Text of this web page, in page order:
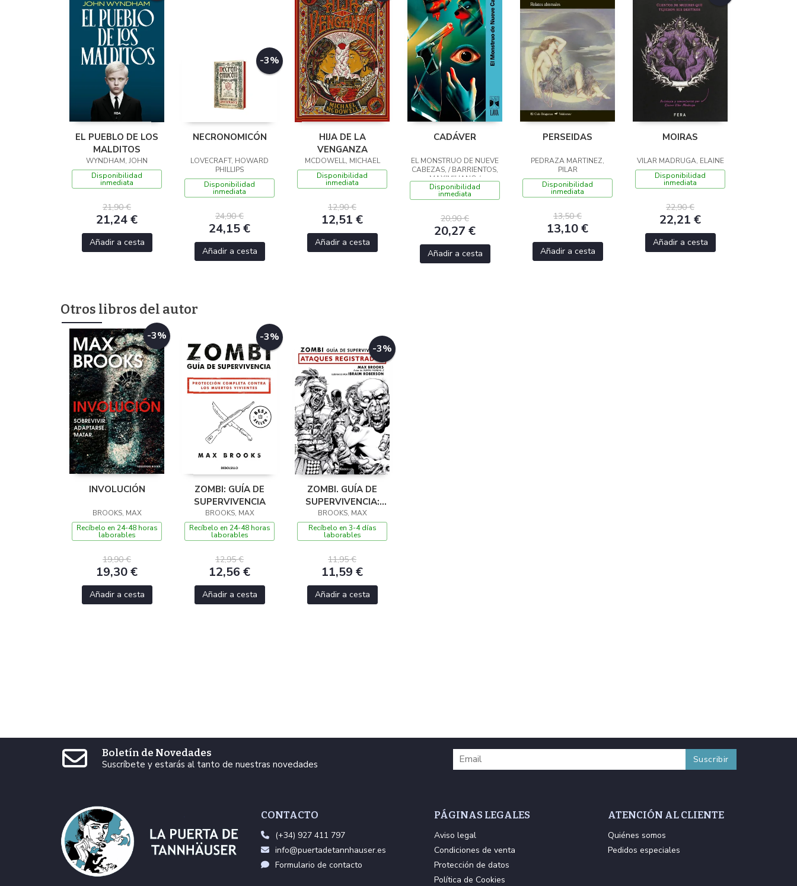
EL PUEBLO DE LOS
MALDITOS
WYNDHAM, JOHN
Disponibilidad
inmediata
21,90 €
21,24 €
Añadir a cesta
-3%
NECRONOMICÓN
LOVECRAFT, HOWARD
PHILLIPS
Disponibilidad
inmediata
24,90 €
24,15 €
Añadir a cesta
HIJA DE LA
VENGANZA
MCDOWELL, MICHAEL
Disponibilidad
inmediata
12,90 €
12,51 €
Añadir a cesta
CADÁVER
EL MONSTRUO DE NUEVE
CABEZAS, / BARRIENTOS,
MAXIMILIANO /
GROSSMAN, LUCILA /
ANCIRA, LOLA / RIVERO,
Disponibilidad
inmediata
20,90 €
20,27 €
Añadir a cesta
PERSEIDAS
PEDRAZA MARTINEZ,
PILAR
Disponibilidad
inmediata
13,50 €
13,10 €
Añadir a cesta
MOIRAS
VILAR MADRUGA, ELAINE
Disponibilidad
inmediata
22,90 €
22,21 €
Añadir a cesta
Otros libros del autor
-3%
INVOLUCIÓN
BROOKS, MAX
Recíbelo en 24-48 horas
laborables
19,90 €
19,30 €
Añadir a cesta
-3%
ZOMBI: GUÍA DE
SUPERVIVENCIA
BROOKS, MAX
Recíbelo en 24-48 horas
laborables
12,95 €
12,56 €
Añadir a cesta
-3%
ZOMBI. GUÍA DE
SUPERVIVENCIA:
ATAQUES
REGISTRADOS
BROOKS, MAX
Recíbelo en 3-4 días
laborables
11,95 €
11,59 €
Añadir a cesta
Boletín de Novedades
Suscríbete y estarás al tanto de nuestras novedades
CONTACTO
(+34) 927 411 797
info@puertadetannhauser.es
Formulario de contacto
PÁGINAS LEGALES
Aviso legal
Condiciones de venta
Protección de datos
Política de Cookies
ATENCIÓN AL CLIENTE
Quiénes somos
Pedidos especiales